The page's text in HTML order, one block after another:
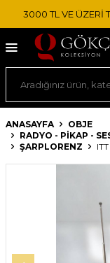
3000 TL VE ÜZERİ
ANASAYFA
OBJE
RADYO - PIKAP -
ŞARPLORENZ